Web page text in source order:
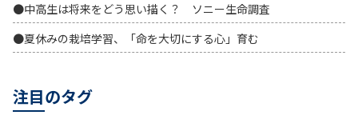
●中高生は将来をどう思い描く？ ソニー生命調査
●夏休みの栽培学習、「命を大切にする心」育む
注目のタグ